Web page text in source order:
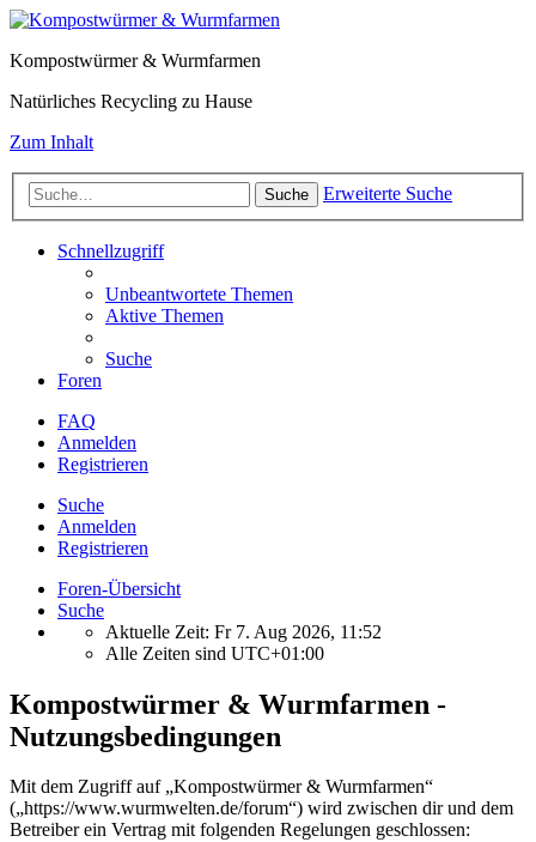
Kompostwürmer & Wurmfarmen
Natürliches Recycling zu Hause
Zum Inhalt
Suche Erweiterte Suche
Schnellzugriff
Unbeantwortete Themen
Aktive Themen
Suche
Foren
FAQ
Anmelden
Registrieren
Suche
Anmelden
Registrieren
Foren-Übersicht
Suche
Aktuelle Zeit: Fr 7. Aug 2026, 11:52
Alle Zeiten sind UTC+01:00
Kompostwürmer & Wurmfarmen -
Nutzungsbedingungen
Mit dem Zugriff auf „Kompostwürmer & Wurmfarmen“
(„https://www.wurmwelten.de/forum“) wird zwischen dir und dem
Betreiber ein Vertrag mit folgenden Regelungen geschlossen: